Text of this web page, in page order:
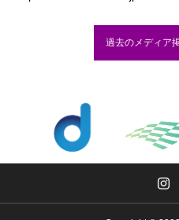
過去のメディア